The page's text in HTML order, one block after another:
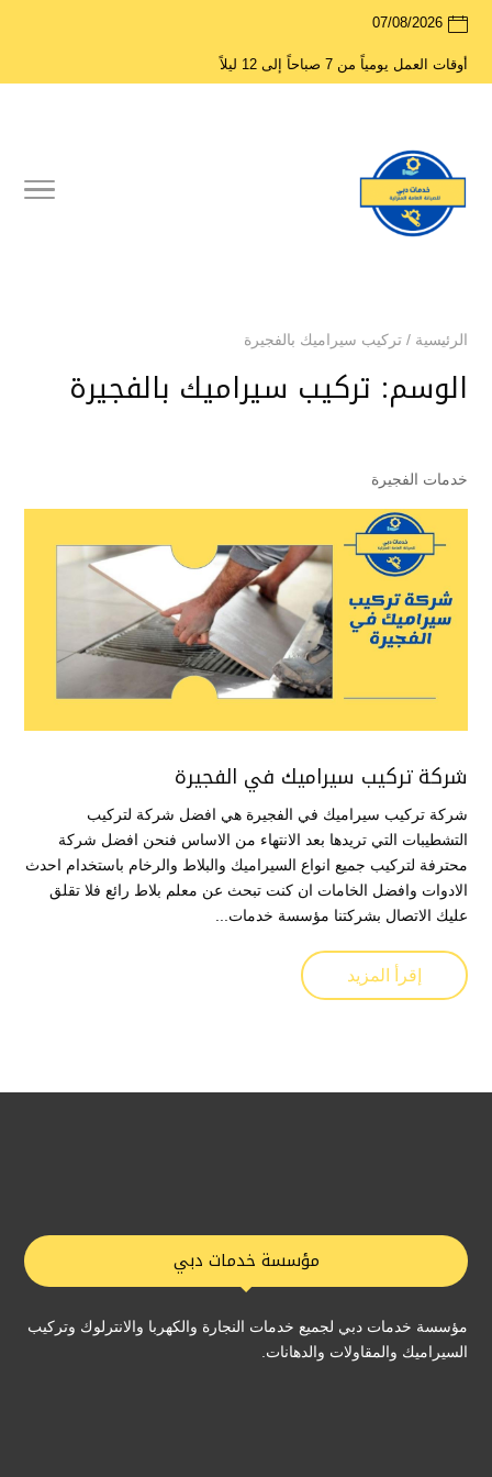
07/08/2026
أوقات العمل يومياً من 7 صباحاً إلى 12 ليلاً
الرئيسية / تركيب سيراميك بالفجيرة
الوسم: تركيب سيراميك بالفجيرة
خدمات الفجيرة
شركة تركيب سيراميك في الفجيرة
شركة تركيب سيراميك في الفجيرة هي افضل شركة لتركيب
التشطيبات التي تريدها بعد الانتهاء من الاساس فنحن افضل شركة
محترفة لتركيب جميع انواع السيراميك والبلاط والرخام باستخدام احدث
الادوات وافضل الخامات ان كنت تبحث عن معلم بلاط رائع فلا تقلق
عليك الاتصال بشركتنا مؤسسة خدمات...
إقرأ المزيد
مؤسسة خدمات دبي
مؤسسة خدمات دبي لجميع خدمات النجارة والكهربا والانترلوك وتركيب
السيراميك والمقاولات والدهانات.